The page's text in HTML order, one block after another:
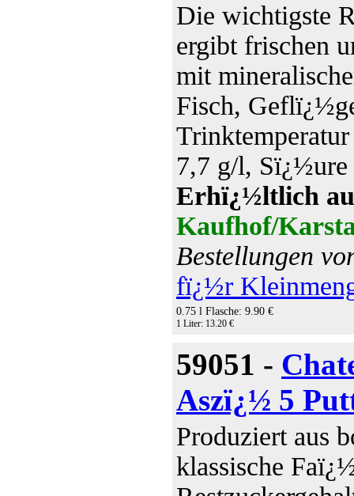
Die wichtigste
ergibt frischen
mit
Fisch,
7,7 g/l,
Erhï¿½ltlich
Kaufhof/
Bestellungen
fï¿½r
0.75 l Flasche: 9.90 €
1 Liter: 13.20 €
59051 -
Aszï¿½ 5
Produziert aus
klassische